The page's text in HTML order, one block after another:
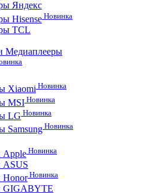
Яндекс
Hisense Новинка
TCL
Медиаплееры
XiaomiНовинка
MSIНовинка
LG Новинка
Samsung Новинка
Apple Новинка
ASUS
HonorНовинка
GIGABYTE